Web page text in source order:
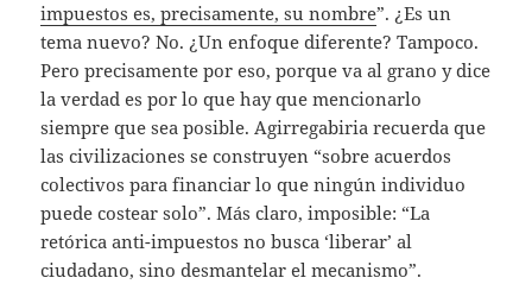
impuestos es, precisamente, su nombre”. ¿Es un
tema nuevo? No. ¿Un enfoque diferente? Tampoco.
Pero precisamente por eso, porque va al grano y dice
la verdad es por lo que hay que mencionarlo
siempre que sea posible. Agirregabiria recuerda que
las civilizaciones se construyen “sobre acuerdos
colectivos para financiar lo que ningún individuo
puede costear solo”. Más claro, imposible: “La
retórica anti-impuestos no busca ‘liberar’ al
ciudadano, sino desmantelar el mecanismo”.